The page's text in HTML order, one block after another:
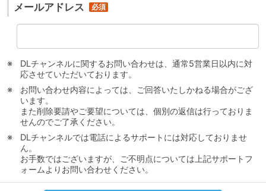
メールアドレス
DLチャンネルに関するお問い合わせは、通常5営業日以内に対
応させていただいております。
お問い合わせ内容によっては、ご回答いたしかねる場合がござ
います。
また削除要請やご要望については、個別の返信は行っておりま
せんのでご了承ください。
DLチャンネルでは電話によるサポートには対応しておりませ
ん。
お手数ではございますが、ご不明点については上記サポートフ
ォームよりお問い合わせください。